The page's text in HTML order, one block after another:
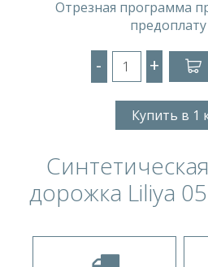
Отрезная программа
предоплату
- +
Купить в 1
дорожка Liliya